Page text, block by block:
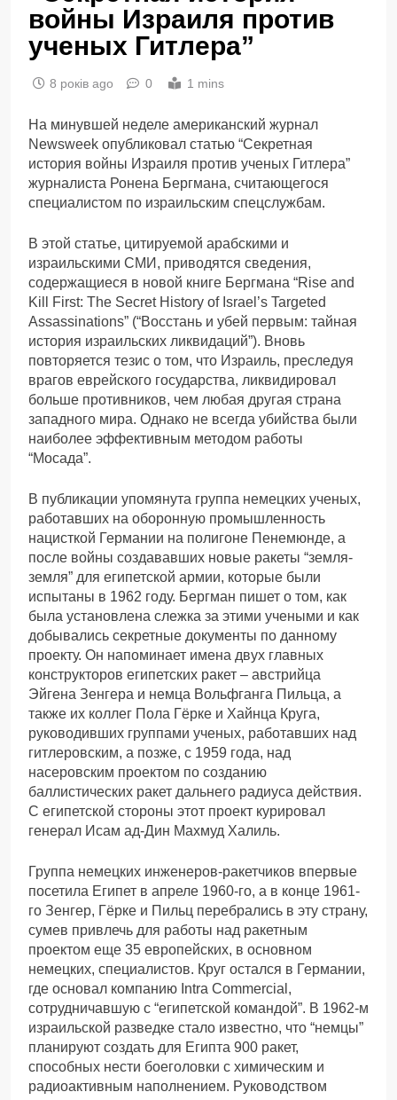
войны Израиля против
ученых Гитлера”
8 років ago 0 1 mins
На минувшей неделе американский журнал
Newsweek опубликовал статью “Секретная
история войны Израиля против ученых Гитлера”
журналиста Ронена Бергмана, считающегося
специалистом по израильским спецслужбам.
В этой статье, цитируемой арабскими и
израильскими СМИ, приводятся сведения,
содержащиеся в новой книге Бергмана “Rise and
Kill First: The Secret History of Israel’s Targeted
Assassinations” (“Восстань и убей первым: тайная
история израильских ликвидаций”). Вновь
повторяется тезис о том, что Израиль, преследуя
врагов еврейского государства, ликвидировал
больше противников, чем любая другая страна
западного мира. Однако не всегда убийства были
наиболее эффективным методом работы
“Мосада”.
В публикации упомянута группа немецких ученых,
работавших на оборонную промышленность
нацисткой Германии на полигоне Пенемюнде, а
после войны создававших новые ракеты “земля-
земля” для египетской армии, которые были
испытаны в 1962 году. Бергман пишет о том, как
была установлена слежка за этими учеными и как
добывались секретные документы по данному
проекту. Он напоминает имена двух главных
конструкторов египетских ракет – австрийца
Эйгена Зенгера и немца Вольфганга Пильца, а
также их коллег Пола Гёрке и Хайнца Круга,
руководивших группами ученых, работавших над
гитлеровским, а позже, с 1959 года, над
насеровским проектом по созданию
баллистических ракет дальнего радиуса действия.
С египетской стороны этот проект курировал
генерал Исам ад-Дин Махмуд Халиль.
Группа немецких инженеров-ракетчиков впервые
посетила Египет в апреле 1960-го, а в конце 1961-
го Зенгер, Гёрке и Пильц перебрались в эту страну,
сумев привлечь для работы над ракетным
проектом еще 35 европейских, в основном
немецких, специалистов. Круг остался в Германии,
где основал компанию Intra Commercial,
сотрудничавшую с “египетской командой”. В 1962-м
израильской разведке стало известно, что “немцы”
планируют создать для Египта 900 ракет,
способных нести боеголовки с химическим и
радиоактивным наполнением. Руководством